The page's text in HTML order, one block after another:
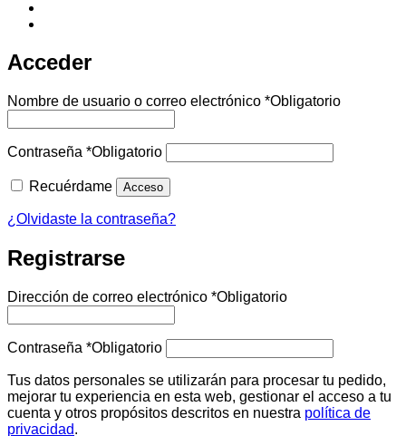
Acceder
Nombre de usuario o correo electrónico *Obligatorio
Contraseña *Obligatorio
Recuérdame Acceso
¿Olvidaste la contraseña?
Registrarse
Dirección de correo electrónico *Obligatorio
Contraseña *Obligatorio
Tus datos personales se utilizarán para procesar tu pedido,
mejorar tu experiencia en esta web, gestionar el acceso a tu
cuenta y otros propósitos descritos en nuestra política de
privacidad.